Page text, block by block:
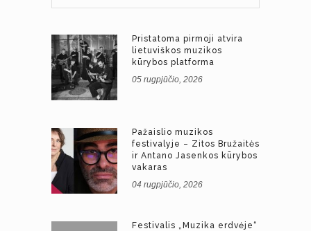
Pristatoma pirmoji atvira
lietuviškos muzikos
kūrybos platforma
05 rugpjūčio, 2026
Pažaislio muzikos
festivalyje – Zitos Bružaitės
ir Antano Jasenkos kūrybos
vakaras
04 rugpjūčio, 2026
Festivalis „Muzika erdvėje“